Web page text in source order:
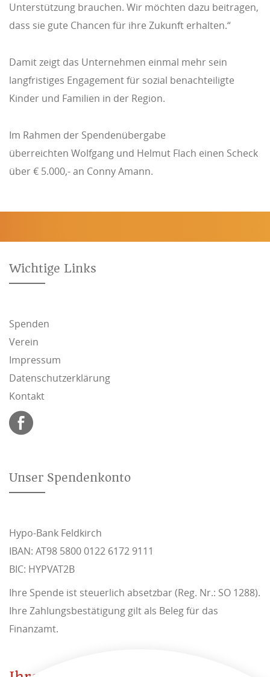
Unterstützung brauchen. Wir möchten dazu beitragen,
dass sie gute Chancen für ihre Zukunft erhalten.“
Damit zeigt das Unternehmen einmal mehr sein
langfristiges Engagement für sozial benachteiligte
Kinder und Familien in der Region.
Im Rahmen der Spendenübergabe
überreichten Wolfgang und Helmut Flach einen Scheck
über € 5.000,- an Conny Amann.
Wichtige Links
Spenden
Verein
Impressum
Datenschutzerklärung
Kontakt
Unser Spendenkonto
Hypo-Bank Feldkirch
IBAN: AT98 5800 0122 6172 9111
BIC: HYPVAT2B
Ihre Spende ist steuerlich absetzbar (Reg. Nr.: SO 1288).
Ihre Zahlungsbestätigung gilt als Beleg für das
Finanzamt.